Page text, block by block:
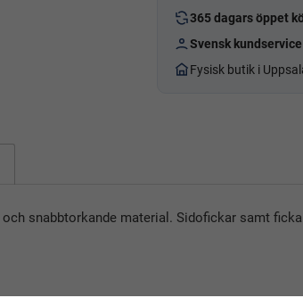
365 dagars öppet
Svensk kundservice
Fysisk butik i
snabbtorkande material. Sidofickar samt